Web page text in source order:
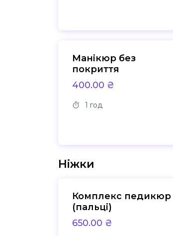
Манікюр без
покриття
400.00 ₴
1 год
Ніжки
Комплекс педикюр
(пальці)
650.00 ₴